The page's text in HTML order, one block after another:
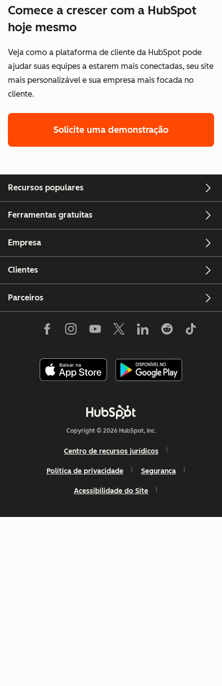
Comece a crescer com a HubSpot
hoje mesmo
Veja como a plataforma de cliente da HubSpot pode
ajudar suas equipes a estarem mais conectadas, seu site
mais personalizável e sua empresa mais focada no
cliente.
Solicite uma demonstração
Recursos populares
Ferramentas gratuitas
Empresa
Clientes
Parceiros
Copyright © 2026 HubSpot, Inc.
Centro de recursos jurídicos
Política de privacidade Segurança
Acessibilidade do Site